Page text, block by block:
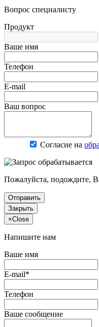
Вопрос специалисту
Продукт
Ваше имя
Телефон
E-mail
Ваш вопрос
Согласие на
Пожалуйста, подождите,
Отправить
Закрыть
×Close
Напишите нам
Ваше имя
E-mail*
Телефон
Ваше сообщение